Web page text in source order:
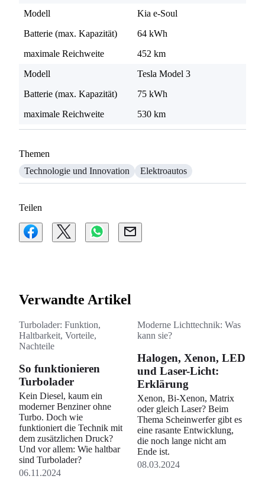
Modell
Kia e-Soul
Batterie (max. Kapazität)
64 kWh
maximale Reichweite
452 km
Modell
Tesla Model 3
Batterie (max. Kapazität)
75 kWh
maximale Reichweite
530 km
Themen
Technologie und Innovation
Elektroautos
Teilen
Verwandte Artikel
Turbolader: Funktion,
Haltbarkeit, Vorteile,
Nachteile
So funktionieren
Turbolader
Kein Diesel, kaum ein
moderner Benziner ohne
Turbo. Doch wie
funktioniert die Technik mit
dem zusätzlichen Druck?
Und vor allem: Wie haltbar
sind Turbolader?
06.11.2024
Moderne Lichttechnik: Was
kann sie?
Halogen, Xenon, LED
und Laser-Licht:
Erklärung
Xenon, Bi-Xenon, Matrix
oder gleich Laser? Beim
Thema Scheinwerfer gibt es
eine rasante Entwicklung,
die noch lange nicht am
Ende ist.
08.03.2024